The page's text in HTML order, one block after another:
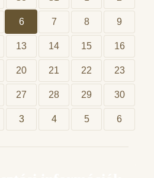
6 7 8 9
13 14 15 16
20 21 22 23
27 28 29 30
3 4 5 6